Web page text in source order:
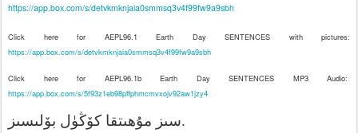
https://app.box.com/s/detvkmknjaia0smmsq3v4f99fw9a9sbh
Click here for AEPL96.1 Earth Day SENTENCES with pictures:
https://app.box.com/s/detvkmknjaia0smmsq3v4f99fw9a9sbh
Click here for AEPL96.1b Earth Day SENTENCES MP3 Audio:
https://app.box.com/s/5f93z1eb98pffphmcmvxojv92aw1jzy4
سىز مۇھىتقا كۆڭۈل بۆلىسىز
.